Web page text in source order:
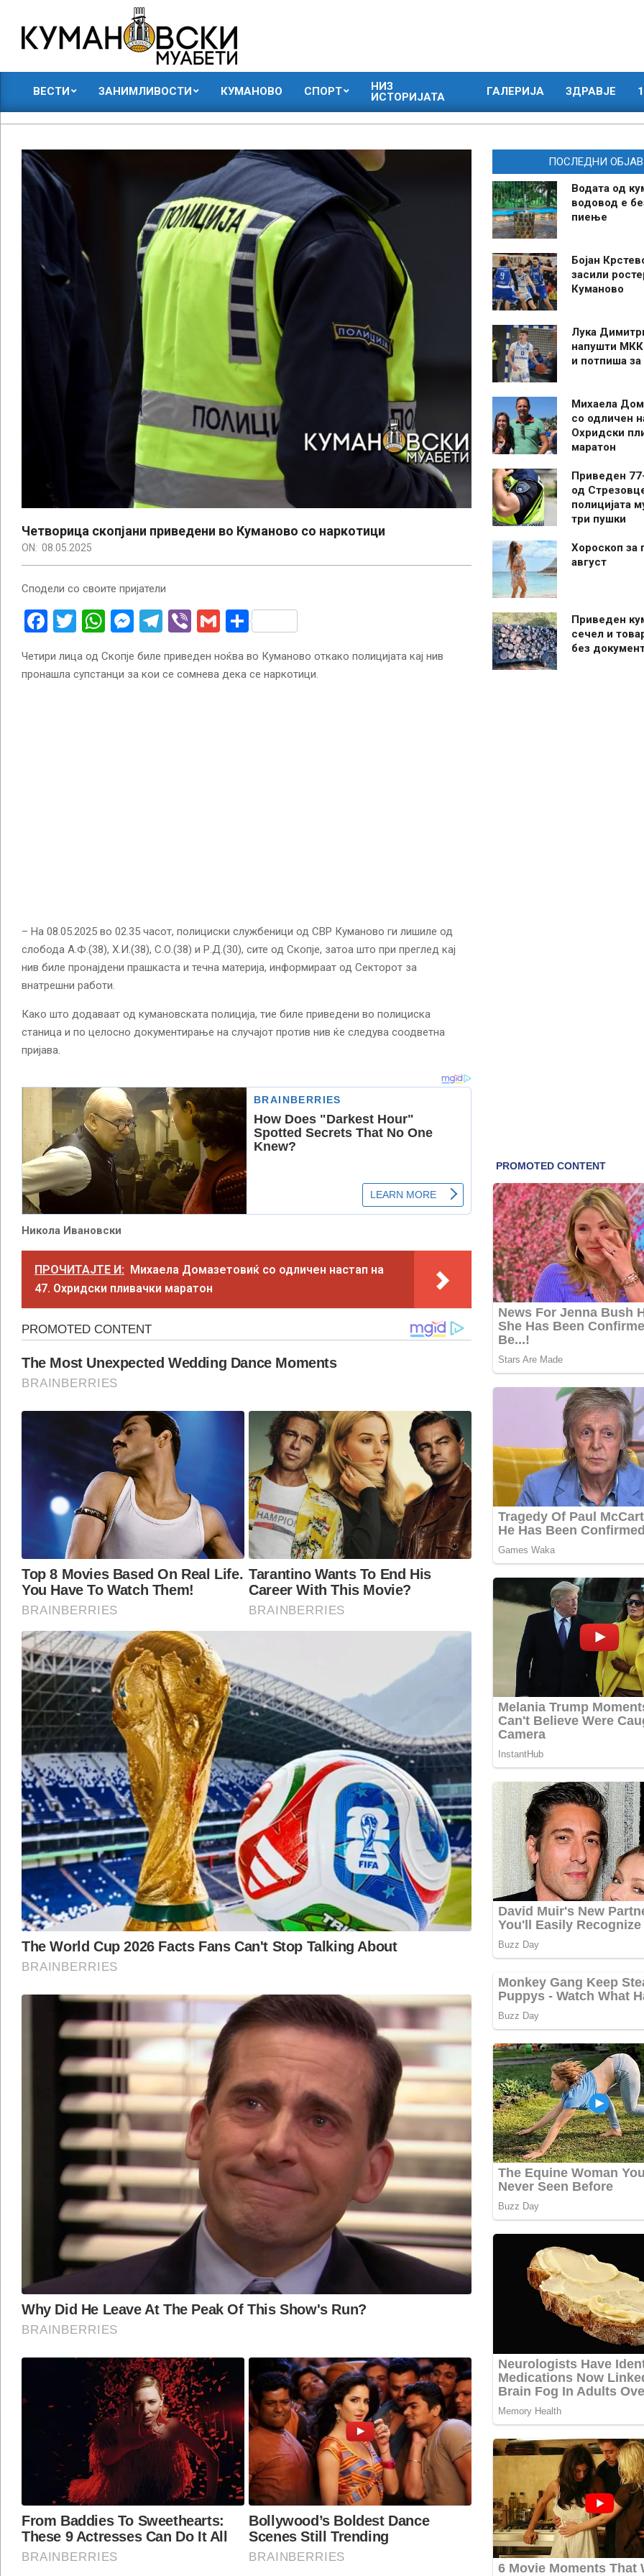
content
КУМАНОВСКИ
МУАБЕТИ
ВЕСТИ ЗАНИМЛИВОСТИ КУМАНОВО СПОРТ
НИЗ
ИСТОРИЈАТА
ГАЛЕРИЈА ЗДРАВЈЕ
Четворица скопјани приведени во Куманово со наркотици
ON: 08.05.2025
Сподели со своите пријатели
Facebook
Twitter
WhatsApp
Messenger
Telegram
ViberGmailShare
Четири лица од Скопје биле приведен ноќва во Куманово откако полицијата кај нив
пронашла супстанци за кои се сомнева дека се наркотици.
– На 08.05.2025 во 02.35 часот, полициски службеници од СВР Куманово ги лишиле од
слобода А.Ф.(38), Х.И.(38), С.О.(38) и Р.Д.(30), сите од Скопје, затоа што при преглед кај
нив биле пронајдени прашкаста и течна материја, информираат од Секторот за
внатрешни работи.
Како што додаваат од кумановската полиција, тие биле приведени во полициска
станица и по целосно документирање на случајот против нив ќе следува соодветна
пријава.
Никола Ивановски
ПРОЧИТАЈТЕ И: Михаела Домазетовиќ со одличен настап на
47. Охридски пливачки маратон
ПОСЛЕДНИ
Водата од
водовод е
пиење
Бојан
засили
Куманово
Лука
напушти
и потпиша
Михаела
со одличен
Охридски
маратон
Приведен
од
полицијата
три пушки
Хороскоп за
август
Приведен
сечел и
без